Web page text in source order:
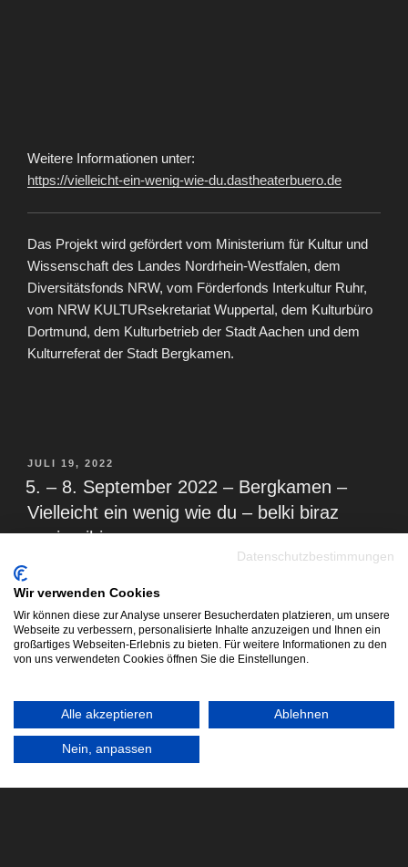
Weitere Informationen unter:
https://vielleicht-ein-wenig-wie-du.dastheaterbuero.de
Das Projekt wird gefördert vom Ministerium für Kultur und
Wissenschaft des Landes Nordrhein-Westfalen, dem
Diversitätsfonds NRW, vom Förderfonds Interkultur Ruhr,
vom NRW KULTURsekretariat Wuppertal, dem Kulturbüro
Dortmund, dem Kulturbetrieb der Stadt Aachen und dem
Kulturreferat der Stadt Bergkamen.
VERÖFFENTLICHT
AM
JULI 19, 2022
5. – 8. September 2022 – Bergkamen –
Vielleicht ein wenig wie du – belki biraz
senin gibi
Bergkamen
Stadtmarkt
5. – 8. September 2022
Performance:
8. September 2022
Weitere Informationen unter:
https://vielleicht-ein-wenig-wie-du.dastheaterbuero.de
Datenschutzbestimmungen
Wir verwenden Cookies
Wir können diese zur Analyse unserer Besucherdaten platzieren, um unsere
Webseite zu verbessern, personalisierte Inhalte anzuzeigen und Ihnen ein
großartiges Webseiten-Erlebnis zu bieten. Für weitere Informationen zu den
von uns verwendeten Cookies öffnen Sie die Einstellungen.
Alle akzeptieren Ablehnen
Nein, anpassen